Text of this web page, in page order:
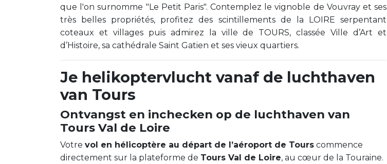
que l'on surnomme "Le Petit Paris". Contemplez le vignoble de Vouvray et ses
très belles propriétés, profitez des scintillements de la LOIRE serpentant
coteaux et villages puis admirez la ville de TOURS, classée Ville d’Art et
d’Histoire, sa cathédrale Saint Gatien et ses vieux quartiers.
Je helikoptervlucht vanaf de luchthaven
van Tours
Ontvangst en inchecken op de luchthaven van
Tours Val de Loire
Votre vol en hélicoptère au départ de l’aéroport de Tours commence
directement sur la plateforme de Tours Val de Loire, au cœur de la Touraine.